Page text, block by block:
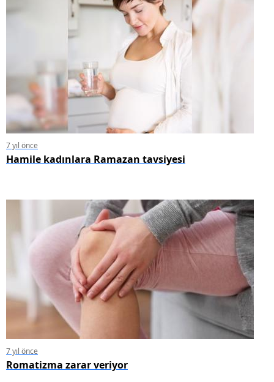
7 yıl önce
Hamile kadınlara Ramazan tavsiyesi
7 yıl önce
Romatizma zarar veriyor